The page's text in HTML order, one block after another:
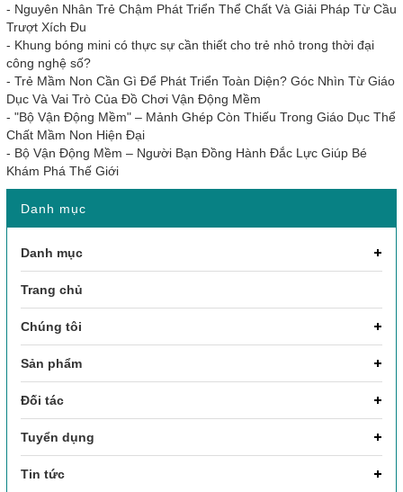
- Nguyên Nhân Trẻ Chậm Phát Triển Thể Chất Và Giải Pháp Từ Cầu
Trượt Xích Đu
- Khung bóng mini có thực sự cần thiết cho trẻ nhỏ trong thời đại
công nghệ số?
- Trẻ Mầm Non Cần Gì Để Phát Triển Toàn Diện? Góc Nhìn Từ Giáo
Dục Và Vai Trò Của Đồ Chơi Vận Động Mềm
- "Bộ Vận Động Mềm" – Mảnh Ghép Còn Thiếu Trong Giáo Dục Thể
Chất Mầm Non Hiện Đại
- Bộ Vận Động Mềm – Người Bạn Đồng Hành Đắc Lực Giúp Bé
Khám Phá Thế Giới
Danh mục
Danh mục
Trang chủ
Chúng tôi
Sản phẩm
Đối tác
Tuyển dụng
Tin tức